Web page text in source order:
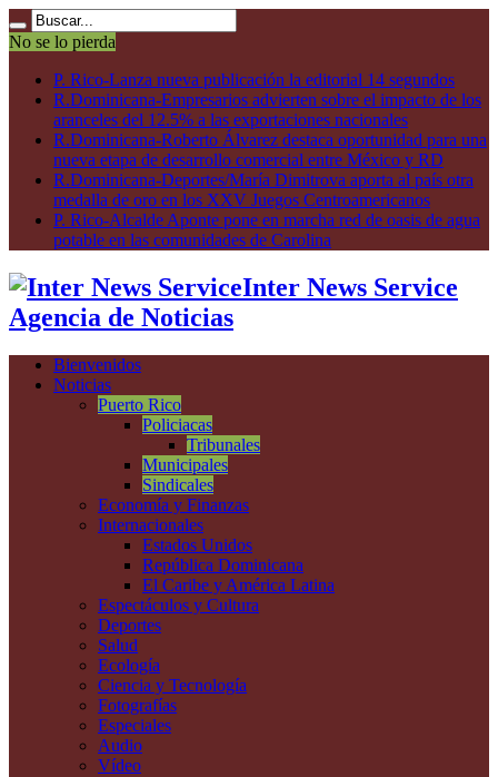
No se lo pierda
P. Rico-Lanza nueva publicación la editorial 14 segundos
R.Dominicana-Empresarios advierten sobre el impacto de los
aranceles del 12.5% a las exportaciones nacionales
R.Dominicana-Roberto Álvarez destaca oportunidad para una
nueva etapa de desarrollo comercial entre México y RD
R.Dominicana-Deportes/María Dimitrova aporta al país otra
medalla de oro en los XXV Juegos Centroamericanos
P. Rico-Alcalde Aponte pone en marcha red de oasis de agua
potable en las comunidades de Carolina
Inter News Service
Agencia de Noticias
Bienvenidos
Noticias
Puerto Rico
Policiacas
Tribunales
Municipales
Sindicales
Economía y Finanzas
Internacionales
Estados Unidos
República Dominicana
El Caribe y América Latina
Espectáculos y Cultura
Deportes
Salud
Ecología
Ciencia y Tecnología
Fotografías
Especiales
Audio
Vídeo